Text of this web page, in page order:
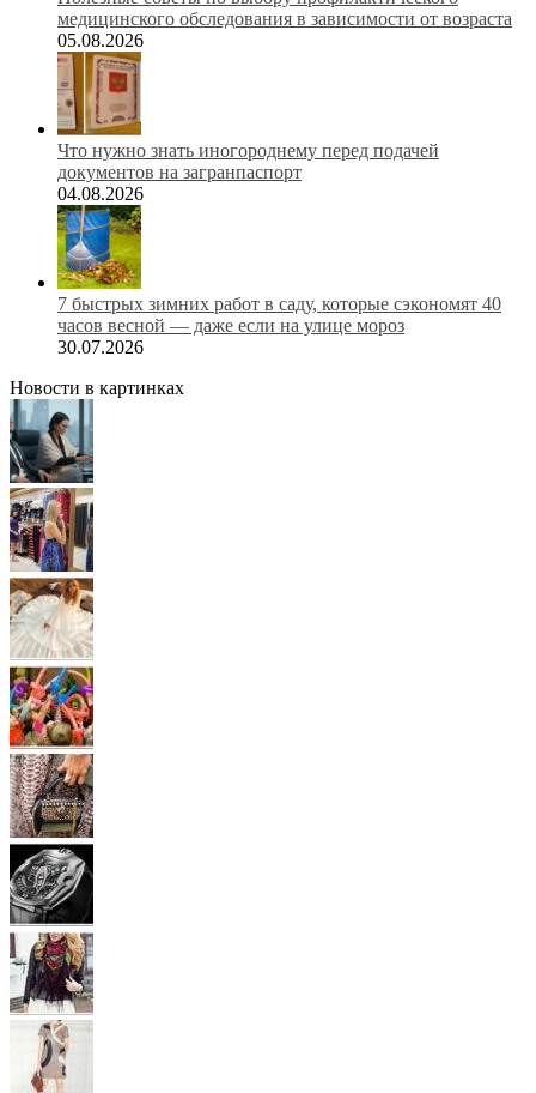
медицинского обследования в зависимости от возраста
05.08.2026
Что нужно знать иногороднему перед подачей
документов на загранпаспорт
04.08.2026
7 быстрых зимних работ в саду, которые сэкономят 40
часов весной — даже если на улице мороз
30.07.2026
Новости в картинках